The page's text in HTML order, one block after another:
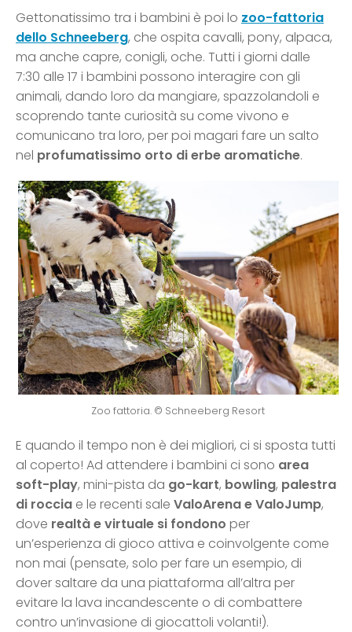
Gettonatissimo tra i bambini è poi lo zoo-fattoria
dello Schneeberg, che ospita cavalli, pony, alpaca,
ma anche capre, conigli, oche. Tutti i giorni dalle
7:30 alle 17 i bambini possono interagire con gli
animali, dando loro da mangiare, spazzolandoli e
scoprendo tante curiosità su come vivono e
comunicano tra loro, per poi magari fare un salto
nel profumatissimo orto di erbe aromatiche.
Zoo fattoria. © Schneeberg Resort
E quando il tempo non è dei migliori, ci si sposta tutti
al coperto! Ad attendere i bambini ci sono area
soft-play, mini-pista da go-kart, bowling, palestra
di roccia e le recenti sale ValoArena e ValoJump,
dove realtà e virtuale si fondono per
un’esperienza di gioco attiva e coinvolgente come
non mai (pensate, solo per fare un esempio, di
dover saltare da una piattaforma all’altra per
evitare la lava incandescente o di combattere
contro un’invasione di giocattoli volanti!).